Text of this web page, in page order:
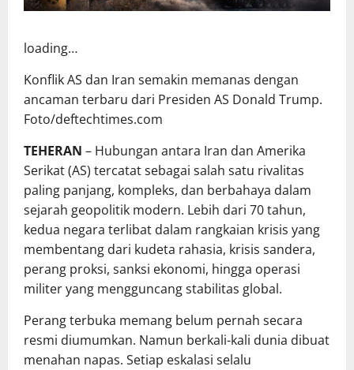
loading…
Konflik AS dan Iran semakin memanas dengan
ancaman terbaru dari Presiden AS Donald Trump.
Foto/deftechtimes.com
TEHERAN – Hubungan antara Iran dan Amerika
Serikat (AS) tercatat sebagai salah satu rivalitas
paling panjang, kompleks, dan berbahaya dalam
sejarah geopolitik modern. Lebih dari 70 tahun,
kedua negara terlibat dalam rangkaian krisis yang
membentang dari kudeta rahasia, krisis sandera,
perang proksi, sanksi ekonomi, hingga operasi
militer yang mengguncang stabilitas global.
Perang terbuka memang belum pernah secara
resmi diumumkan. Namun berkali-kali dunia dibuat
menahan napas. Setiap eskalasi selalu